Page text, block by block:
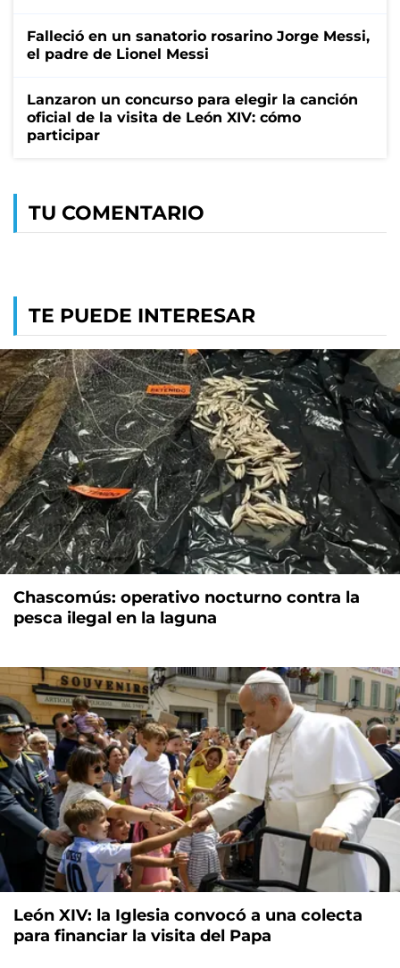
Falleció en un sanatorio rosarino Jorge Messi,
el padre de Lionel Messi
Lanzaron un concurso para elegir la canción
oficial de la visita de León XIV: cómo
participar
TU COMENTARIO
TE PUEDE INTERESAR
Chascomús: operativo nocturno contra la
pesca ilegal en la laguna
León XIV: la Iglesia convocó a una colecta
para financiar la visita del Papa